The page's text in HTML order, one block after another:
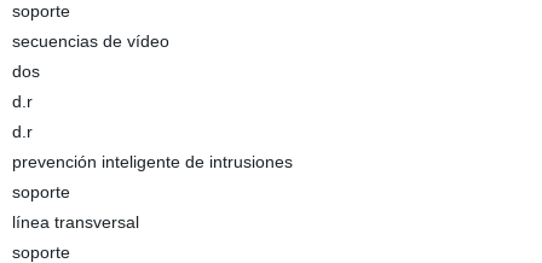
soporte
secuencias de vídeo
dos
d.r
d.r
prevención inteligente de intrusiones
soporte
línea transversal
soporte